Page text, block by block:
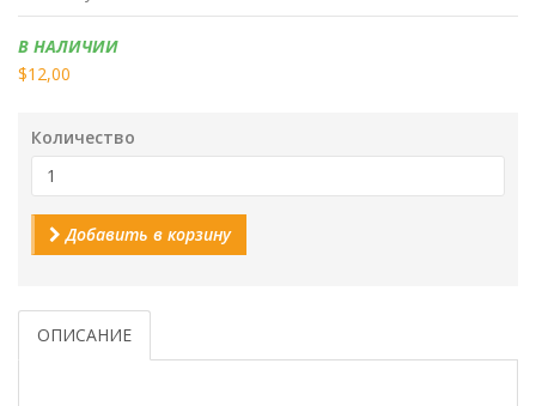
Наличие:
В НАЛИЧИИ
$12,00
Количество
Добавить в корзину
ОПИСАНИЕ